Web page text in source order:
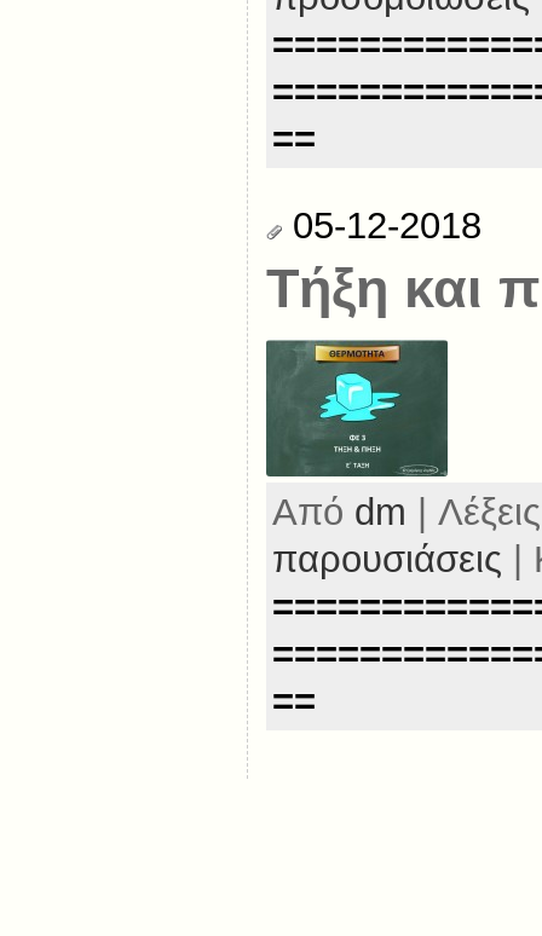
==
05-12-2018
Τήξη και
Από dm |
παρουσιάσεις |
==